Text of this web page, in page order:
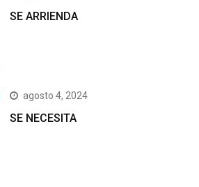
SE ARRIENDA
agosto 4, 2024
SE NECESITA